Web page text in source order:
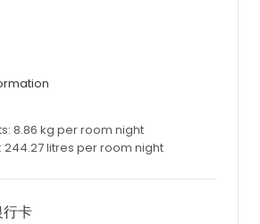
8.86 kg per room night
244.27 litres per room night
卡